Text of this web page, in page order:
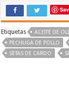
Etiquetas ACEITE DE
PECHUGA DE POLLO
SETAS DE CARDO